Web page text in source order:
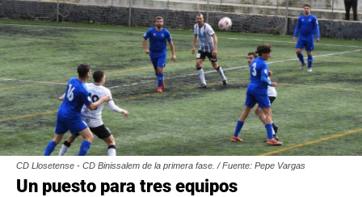
CD Llosetense - CD Binissalem de la primera fase. / Fuente: Pepe Vargas
Un puesto para tres equipos